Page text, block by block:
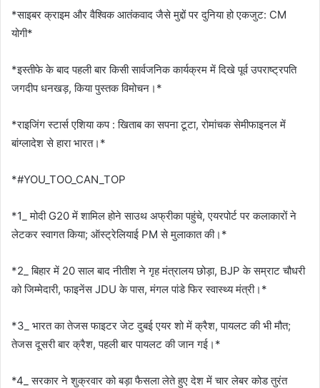
*साइबर क्राइम और वैश्विक आतंकवाद जैसे मुद्दों पर दुनिया हो एकजुट: CM
योगी*
*इस्तीफे के बाद पहली बार किसी सार्वजनिक कार्यक्रम में दिखे पूर्व उपराष्ट्रपति
जगदीप धनखड़, किया पुस्तक विमोचन।*
*राइजिंग स्टार्स एशिया कप : खिताब का सपना टूटा, रोमांचक सेमीफाइनल में
बांग्लादेश से हारा भारत।*
*#YOU_TOO_CAN_TOP
*1_ मोदी G20 में शामिल होने साउथ अफ्रीका पहुंचे, एयरपोर्ट पर कलाकारों ने
लेटकर स्वागत किया; ऑस्ट्रेलियाई PM से मुलाकात की।*
*2_ बिहार में 20 साल बाद नीतीश ने गृह मंत्रालय छोड़ा, BJP के सम्राट चौधरी
को जिम्मेदारी, फाइनेंस JDU के पास, मंगल पांडे फिर स्वास्थ्य मंत्री।*
*3_ भारत का तेजस फाइटर जेट दुबई एयर शो में क्रैश, पायलट की भी मौत;
तेजस दूसरी बार क्रैश, पहली बार पायलट की जान गई।*
*4_ सरकार ने शुक्रवार को बड़ा फैसला लेते हुए देश में चार लेबर कोड तुरंत